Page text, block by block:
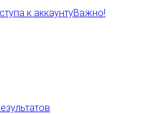
к аккаунтуВажно!